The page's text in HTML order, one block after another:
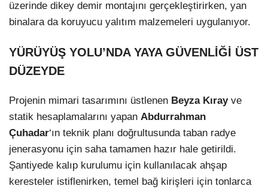
üzerinde dikey demir montajını gerçekleştirirken, yan
binalara da koruyucu yalıtım malzemeleri uygulanıyor.
YÜRÜYÜŞ YOLU’NDA YAYA GÜVENLİĞİ ÜST
DÜZEYDE
Projenin mimari tasarımını üstlenen Beyza Kırayve
statik hesaplamalarını yapan Abdurrahman
Çuhadar‘ın teknik planı doğrultusunda taban radye
jenerasyonu için saha tamamen hazır hale getirildi.
Şantiyede kalıp kurulumu için kullanılacak ahşap
keresteler istiflenirken, temel bağ kirişleri için tonlarca